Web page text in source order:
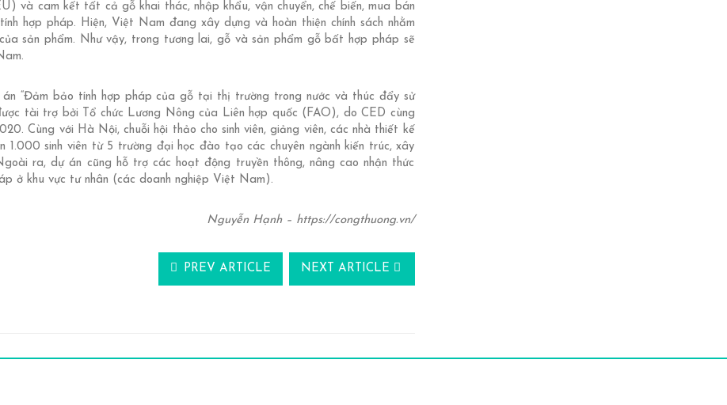
và cam kết tất cả gỗ khai thác, nhập khẩu, vận chuyển, chế biến, mua bán
hợp pháp. Hiện, Việt Nam đang xây dựng và hoàn thiện chính sách nhằm
sản phẩm. Như vậy, trong tương lai, gỗ và sản phẩm gỗ bất hợp pháp sẽ
“Đảm bảo tính hợp pháp của gỗ tại thị trường trong nước và thúc đẩy sử
tài trợ bởi Tổ chức Lương Nông của Liên hợp quốc (FAO), do CED cùng
Cùng với Hà Nội, chuỗi hội thảo cho sinh viên, giảng viên, các nhà thiết kế
1.000 sinh viên từ 5 trường đại học đào tạo các chuyên ngành kiến trúc, xây
ra, dự án cũng hỗ trợ các hoạt động truyền thông, nâng cao nhận thức
ở khu vực tư nhân (các doanh nghiệp Việt Nam).
Nguyễn Hạnh – https://congthuong.vn/
PREV ARTICLE NEXT ARTICLE